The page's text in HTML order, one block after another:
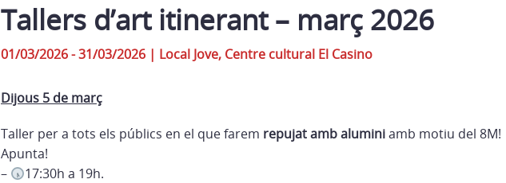
Tallers d’art itinerant – març 2026
01/03/2026 - 31/03/2026 | Local Jove, Centre cultural El Casino
Dijous 5 de març
Taller per a tots els públics en el que farem repujat amb aluminiamb motiu del 8M!
Apunta!
–
17:30h a 19h.